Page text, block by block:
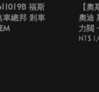
福斯
總邦 剎車
【
奧迪
力閥
NT$